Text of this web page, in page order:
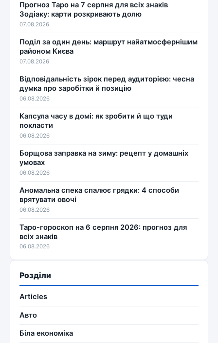
Прогноз Таро на 7 серпня для всіх знаків
Зодіаку: карти розкривають долю
07.08.2026
Поділ за один день: маршрут найатмосфернішим
районом Києва
07.08.2026
Відповідальність зірок перед аудиторією: чесна
думка про заробітки й позицію
06.08.2026
Капсула часу в домі: як зробити й що туди
покласти
06.08.2026
Борщова заправка на зиму: рецепт у домашніх
умовах
06.08.2026
Аномальна спека спалює грядки: 4 способи
врятувати овочі
06.08.2026
Таро-гороскоп на 6 серпня 2026: прогноз для
всіх знаків
06.08.2026
Розділи
Articles
Авто
Біла економіка